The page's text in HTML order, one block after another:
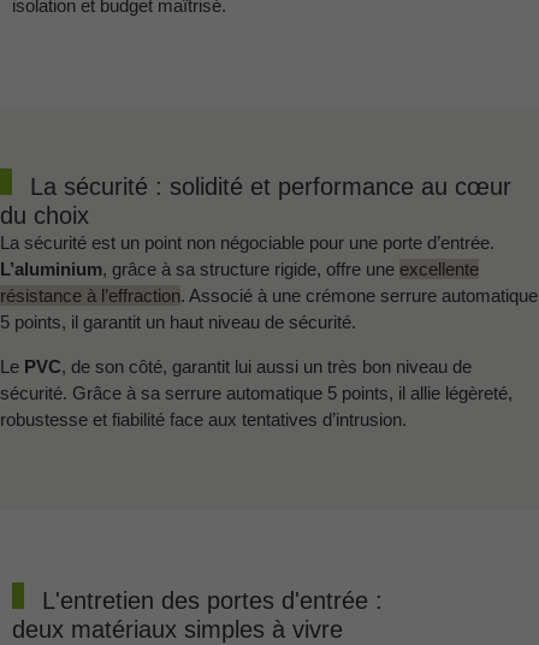
isolation et budget maîtrisé.
La sécurité : solidité et performance au cœur
du choix
La sécurité est un point non négociable pour une porte d’entrée.
L’aluminium, grâce à sa structure rigide, offre une excellente
résistance à l’effraction. Associé à une crémone serrure automatique
5 points, il garantit un haut niveau de sécurité.
Le PVC, de son côté, garantit lui aussi un très bon niveau de
sécurité. Grâce à sa serrure automatique 5 points, il allie légèreté,
robustesse et fiabilité face aux tentatives d’intrusion.
L'entretien des portes d'entrée :
deux matériaux simples à vivre